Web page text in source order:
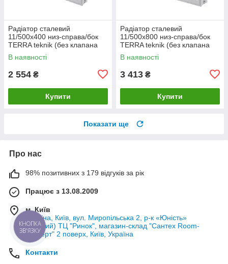
Радіатор сталевий
11/500x400 низ-справа/бок
TERRA teknik (без клапана
INNER)
В наявності
2 554 ₴
Купити
Радіатор сталевий
11/500x800 низ-справа/бок
TERRA teknik (без клапана
INNER)
В наявності
3 413 ₴
Купити
Показати ще
Про нас
98% позитивних з 179 відгуків за рік
Працює з 13.08.2009
м. Київ
Україна, Київ, вул. Миропільська 2, р-к «Юність»
(Лісовий) ТЦ "Ринок", магазин-склад "Сантех Room-
Експерт" 2 поверх, Київ, Україна
Контакти
КНОПКА
ЗВ'ЯЗКУ